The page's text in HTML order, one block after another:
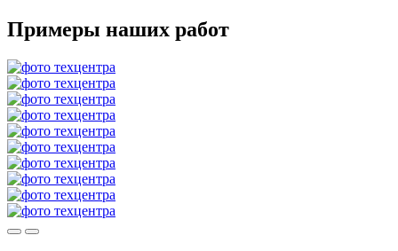
Примеры наших работ